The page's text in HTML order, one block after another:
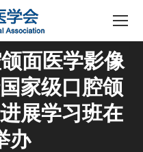
面医学影像
家级口腔颌
展学习班在
办
：